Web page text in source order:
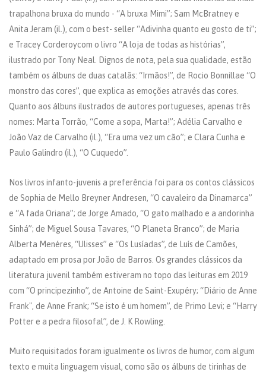
trapalhona bruxa do mundo - “A bruxa Mimi”; Sam McBratney e
Anita Jeram (il.), com o best- seller “Adivinha quanto eu gosto de ti”;
e Tracey Corderoycom o livro “A loja de todas as histórias”,
ilustrado por Tony Neal. Dignos de nota, pela sua qualidade, estão
também os álbuns de duas catalãs: “Irmãos!”, de Rocio Bonnillae “O
monstro das cores”, que explica as emoções através das cores.
Quanto aos álbuns ilustrados de autores portugueses, apenas três
nomes: Marta Torrão, “Come a sopa, Marta!”; Adélia Carvalho e
João Vaz de Carvalho (il.), “Era uma vez um cão”; e Clara Cunha e
Paulo Galindro (il.), “O Cuquedo”.
Nos livros infanto-juvenis a preferência foi para os contos clássicos
de Sophia de Mello Breyner Andresen, “O cavaleiro da Dinamarca”
e “A fada Oriana”; de Jorge Amado, “O gato malhado e a andorinha
Sinhá”; de Miguel Sousa Tavares, “O Planeta Branco”; de Maria
Alberta Menéres, “Ulisses” e “Os Lusíadas”, de Luís de Camões,
adaptado em prosa por João de Barros. Os grandes clássicos da
literatura juvenil também estiveram no topo das leituras em 2019
com “O principezinho”, de Antoine de Saint-Exupéry; “Diário de Anne
Frank", de Anne Frank; “Se isto é um homem”, de Primo Levi; e “Harry
Potter e a pedra filosofal”, de J. K Rowling.
Muito requisitados foram igualmente os livros de humor, com algum
texto e muita linguagem visual, como são os álbuns de tirinhas de